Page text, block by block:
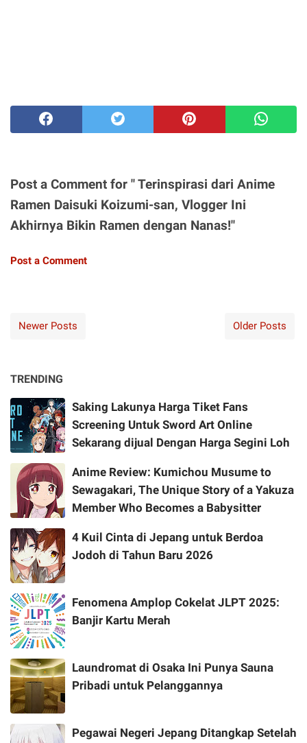
Post a Comment for " Terinspirasi dari Anime
Ramen Daisuki Koizumi-san, Vlogger Ini
Akhirnya Bikin Ramen dengan Nanas!"
Post a Comment
Newer Posts Older Posts
TRENDING
Saking Lakunya Harga Tiket Fans
Screening Untuk Sword Art Online
Sekarang dijual Dengan Harga Segini Loh
Anime Review: Kumichou Musume to
Sewagakari, The Unique Story of a Yakuza
Member Who Becomes a Babysitter
4 Kuil Cinta di Jepang untuk Berdoa
Jodoh di Tahun Baru 2026
Fenomena Amplop Cokelat JLPT 2025:
Banjir Kartu Merah
Laundromat di Osaka Ini Punya Sauna
Pribadi untuk Pelanggannya
Pegawai Negeri Jepang Ditangkap Setelah